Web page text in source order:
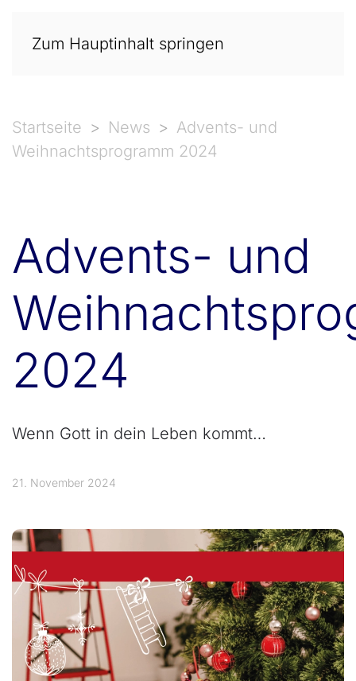
Zum Hauptinhalt springen
Startseite News
Advents- und
Weihnachtsprogramm 2024
Advents- und
2024
Wenn Gott in dein Leben kommt…
21. November 2024